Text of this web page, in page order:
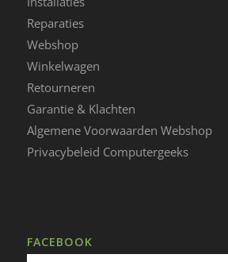
Reparaties
Webshop
Winkelwagen
Retourneren
Garantie & Klachten
Algemene Voorwaarden Webshop
Privacybeleid Computergeeks
FACEBOOK